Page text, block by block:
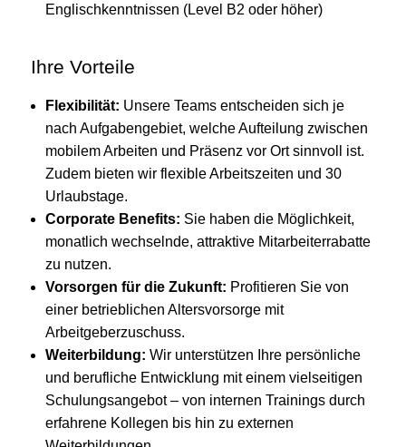
Englischkenntnissen (Level B2 oder höher)
Ihre Vorteile
Flexibilität: Unsere Teams entscheiden sich je
nach Aufgabengebiet, welche Aufteilung zwischen
mobilem Arbeiten und Präsenz vor Ort sinnvoll ist.
Zudem bieten wir flexible Arbeitszeiten und 30
Urlaubstage.
Corporate Benefits: Sie haben die Möglichkeit,
monatlich wechselnde, attraktive Mitarbeiterrabatte
zu nutzen.
Vorsorgen für die Zukunft: Profitieren Sie von
einer betrieblichen Altersvorsorge mit
Arbeitgeberzuschuss.
Weiterbildung: Wir unterstützen Ihre persönliche
und berufliche Entwicklung mit einem vielseitigen
Schulungsangebot – von internen Trainings durch
erfahrene Kollegen bis hin zu externen